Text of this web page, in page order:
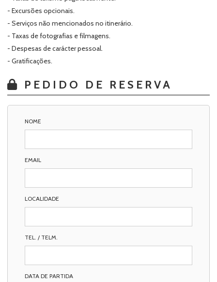
- Excursões opcionais.
- Serviços não mencionados no itinerário.
- Taxas de fotografias e filmagens.
- Despesas de carácter pessoal.
- Gratificações.
PEDIDO DE RESERVA
NOME
EMAIL
LOCALIDADE
TEL. / TELM.
DATA DE PARTIDA